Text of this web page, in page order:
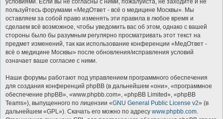
условиями. Если вы не согласны с ними, пожалуйста, не заходите и не
пользуйтесь форумами «МедОтвет - всё о медицине Москвы». Мы
оставляем за собой право изменять эти правила в любое время и
сделаем всё возможное, чтобы уведомить вас об этом, однако с вашей
стороны было бы разумным регулярно просматривать этот текст на
предмет изменений, так как использование конференции «МедОтвет -
всё о медицине Москвы» после обновления/исправления условий
означает ваше согласие с ними.
Наши форумы работают под управлением программного обеспечения
для создания конференций phpBB (в дальнейшем «они», «программное
обеспечение phpBB», «www.phpbb.com», «phpBB Limited», «phpBB
Teams»), выпущенного по лицензии «GNU General Public License v2» (в
дальнейшем «GPL»). Скачать его можно по адресу www.phpbb.com.